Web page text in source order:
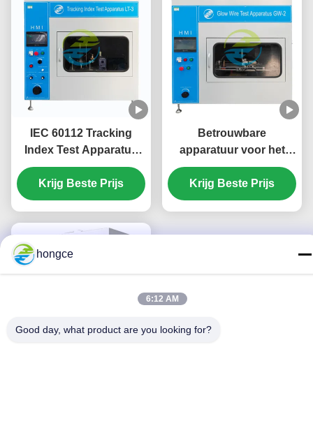
IEC 60112 Tracking
Index Test Apparatus
voor CTI & PTI Evaluatie
Krijg Beste Prijs
Betrouwbare
apparatuur voor het
testen van de
ontvlambaarheid van
gloeiende draden tot
brandgevaarbeoordeling
Krijg Beste Prijs
hongce
6:12 AM
Good day, what product are you looking for?